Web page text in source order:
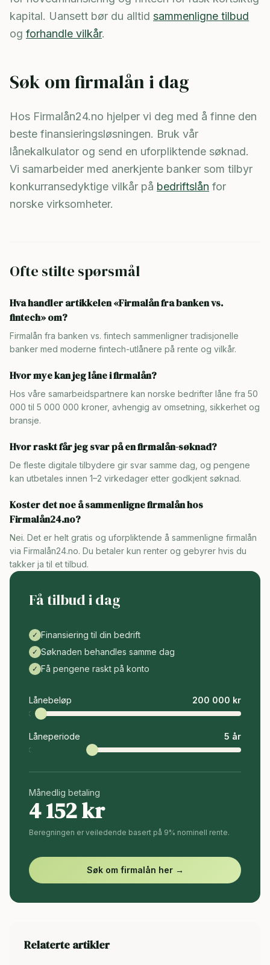
kapital. Uansett bør du alltid sammenligne tilbud
og forhandle vilkår.
Søk om firmalån i dag
Hos Firmalån24.no hjelper vi deg med å finne den
beste finansieringsløsningen. Bruk vår
lånekalkulator og send en uforpliktende søknad.
Vi samarbeider med anerkjente banker som tilbyr
konkurransedyktige vilkår på bedriftslån for
norske virksomheter.
Ofte stilte spørsmål
Hva handler artikkelen «Firmalån fra banken vs.
fintech» om?
Firmalån fra banken vs. fintech sammenligner tradisjonelle
banker med moderne fintech-utlånere på rente og vilkår.
Hvor mye kan jeg låne i firmalån?
Hos våre samarbeidspartnere kan norske bedrifter låne fra 50
000 til 5 000 000 kroner, avhengig av omsetning, sikkerhet og
bransje.
Hvor raskt får jeg svar på en firmalån-søknad?
De fleste digitale tilbydere gir svar samme dag, og pengene
kan utbetales innen 1–2 virkedager etter godkjent søknad.
Koster det noe å sammenligne firmalån hos
Firmalån24.no?
Nei. Det er helt gratis og uforpliktende å sammenligne firmalån
via Firmalån24.no. Du betaler kun renter og gebyrer hvis du
takker ja til et tilbud.
Få tilbud i dag
✓ Finansiering til din bedrift
✓ Søknaden behandles samme dag
✓ Få pengene raskt på konto
Lånebeløp 200 000 kr
Låneperiode 5 år
Månedlig betaling
4 152kr
Beregningen er veiledende basert på 9% nominell rente.
Søk om firmalån her →
Relaterte artikler